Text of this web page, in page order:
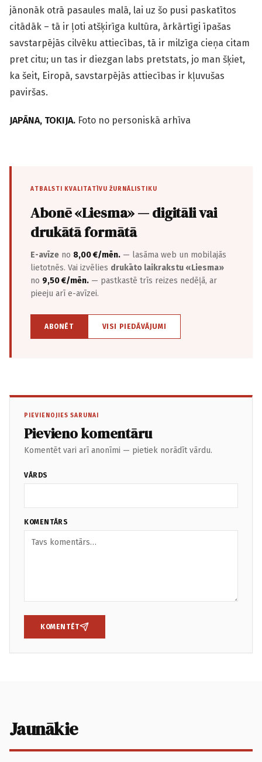
jānonāk otrā pasaules malā, lai uz šo pusi paskatītos
citādāk – tā ir ļoti atšķirīga kultūra, ārkārtīgi īpašas
savstarpējās cilvēku attiecības, tā ir milzīga cieņa citam
pret citu; un tas ir diezgan labs pretstats, jo man šķiet,
ka šeit, Eiropā, savstarpējās attiecības ir kļuvušas
paviršas.
JAPĀNA, TOKIJA. Foto no personiskā arhīva
ATBALSTI KVALITATĪVU ŽURNĀLISTIKU
Abonē «Liesma» — digitāli vai
drukātā formātā
E-avīze no 8,00 €/mēn. — lasāma web un mobilajās
lietotnēs. Vai izvēlies drukāto laikrakstu «Liesma»
no 9,50 €/mēn. — pastkastē trīs reizes nedēļā, ar
pieeju arī e-avīzei.
ABONĒT VISI PIEDĀVĀJUMI
PIEVIENOJIES SARUNAI
Pievieno komentāru
Komentēt vari arī anonīmi — pietiek norādīt vārdu.
VĀRDS
KOMENTĀRS
KOMENTĒT
Jaunākie